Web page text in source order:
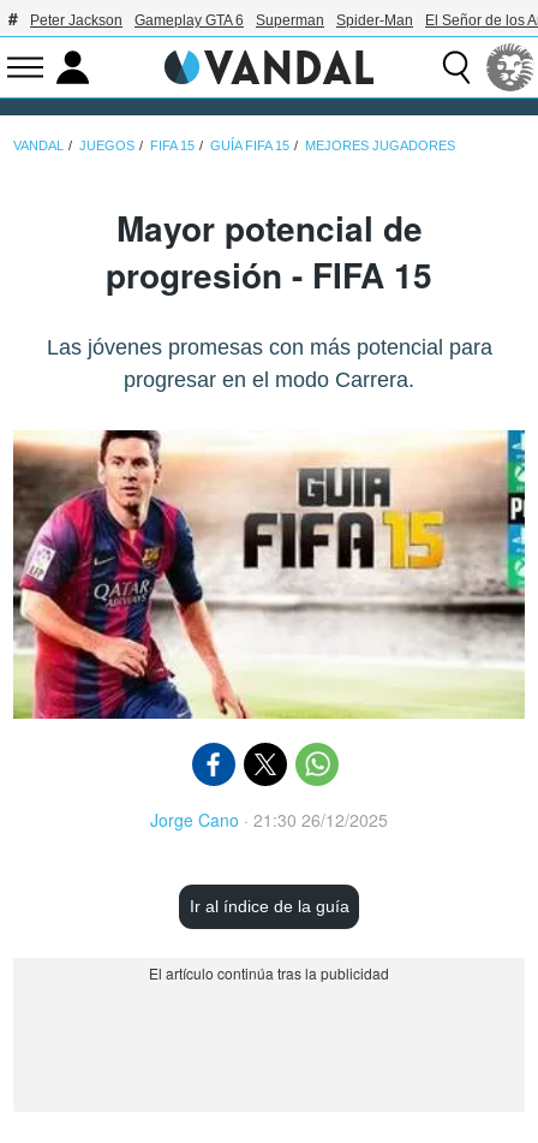
Peter Jackson Gameplay GTA 6 Superman Spider-Man El Señor de los
VANDAL JUEGOS FIFA 15 GUÍA FIFA 15 MEJORES JUGADORES
Mayor potencial de
progresión - FIFA 15
Las jóvenes promesas con más potencial para
progresar en el modo Carrera.
Jorge Cano · 21:30 26/12/2025
Ir al índice de la guía